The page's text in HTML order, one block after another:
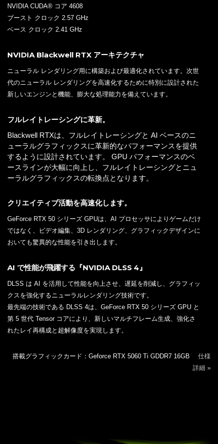
NVIDIA CUDA® コア 4608
ブースト クロック 2.57 GHz
ベース クロック 2.41 GHz
NVIDIA Blackwell RTX アーキテクチャ
ニューラル レンダリング用に構築および最適化されています。次世
代のニューラル レンダリングを高速化するために特別に設計された
新しいエンジンと機能、膨大な処理能力を備えています。
フルレイトレーシングに革新。
Blackwell RTXは、フルレイトレーシングと AI ベースのニ
ューラルグラフィックスに革新的なパフォーマンスを提供
するように設計されています。 GPU パフォーマンスのベ
ースラインが大幅に向上し、フルレイトレーシングとニュ
ーラルグラフィックスの転換点となります。
クリエイティブ活動を高速化します。
GeForce RTX 50 シリーズ GPUは、AI プロセッサによりゲームだけ
ではなく、ビデオ編集、3D レンダリング、グラフィックデザインに
おいても驚異的な性能を引き出します。
AI で性能が飛躍する『NVIDIA DLSS 4』
DLSS は AI を活用して性能を向上させ、遅延を削減し、グラフィッ
クスを強化するニューラルレンダリング技術です。
最先端の技術である DLSS 4は、GeForce RTX 50 シリーズ GPU と
第 5 世代 Tensor コアにより、新しいマルチフレーム生成、強化さ
れたレイ再構成と超解像度を実現します。
搭載グラフィックカード：Geforce RTX 5060 Ti GDDR7 16GB 仕様
詳細 »